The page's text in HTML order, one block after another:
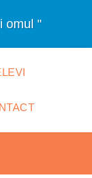
omul "